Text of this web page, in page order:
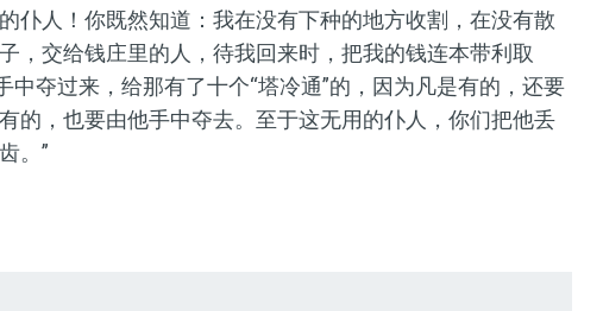
仆人！你既然知道：我在没有下种的地方收割，在没有散
，交给钱庄里的人，待我回来时，把我的钱连本带利取
中夺过来，给那有了十个“塔冷通”的，因为凡是有的，还要
的，也要由他手中夺去。至于这无用的仆人，你们把他丢
。”